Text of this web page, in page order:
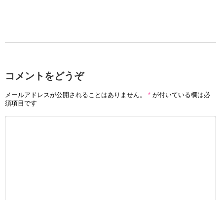
コメントをどうぞ
メールアドレスが公開されることはありません。 * が付いている欄は必
須項目です